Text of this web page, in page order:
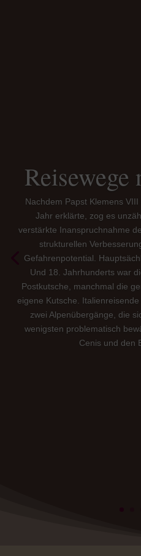
Nachdem Papst Klemens
Jahr erklärte, zog es
verstärkte Inanspruchnahme
strukturellen
Gefahrenpotential.
Und 18. Jahrhunderts war
Postkutsche, manchmal die
eigene Kutsche.
zwei Alpenübergänge, die
wenigsten problematisch
Cenis und den